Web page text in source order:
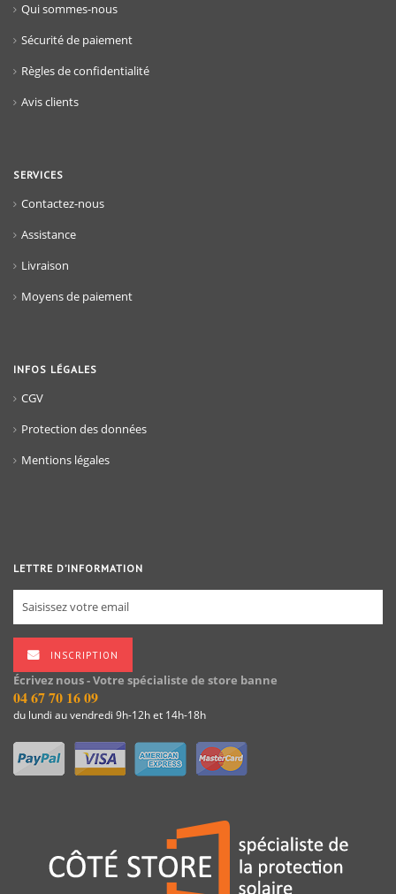
Qui sommes-nous
Sécurité de paiement
Règles de confidentialité
Avis clients
SERVICES
Contactez-nous
Assistance
Livraison
Moyens de paiement
INFOS LÉGALES
CGV
Protection des données
Mentions légales
LETTRE D’INFORMATION
INSCRIPTION
Écrivez nous - Votre spécialiste de store banne
04 67 70 16 09
du lundi au vendredi 9h-12h et 14h-18h